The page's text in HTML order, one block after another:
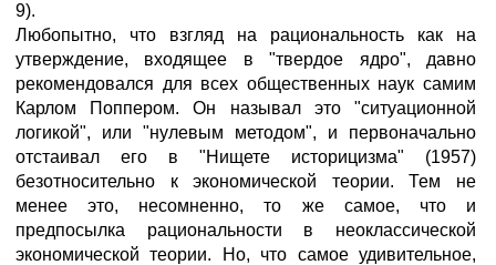
9).
Любопытно, что взгляд на рациональность как на
утверждение, входящее в "твердое ядро", давно
рекомендовался для всех общественных наук самим
Карлом Поппером. Он называл это "ситуационной
логикой", или "нулевым методом", и первоначально
отстаивал его в "Нищете историцизма" (1957)
безотносительно к экономической теории. Тем не
менее это, несомненно, то же самое, что и
предпосылка рациональности в неоклассической
экономической теории. Но, что самое удивительное,